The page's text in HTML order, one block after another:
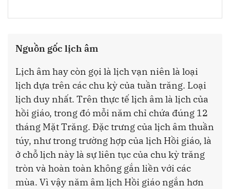
Nguồn gốc lịch âm
Lịch âm hay còn gọi là lịch vạn niên là loại
lịch dựa trên các chu kỳ của tuần trăng. Loại
lịch duy nhất. Trên thực tế lịch âm là lịch của
hồi giáo, trong đó mỗi năm chỉ chứa đúng 12
tháng Mặt Trăng. Đặc trưng của lịch âm thuần
túy, như trong trường hợp của lịch Hồi giáo, là
ở chỗ lịch này là sự liên tục của chu kỳ trăng
tròn và hoàn toàn không gắn liền với các
mùa. Vì vậy năm âm lịch Hồi giáo ngắn hơn